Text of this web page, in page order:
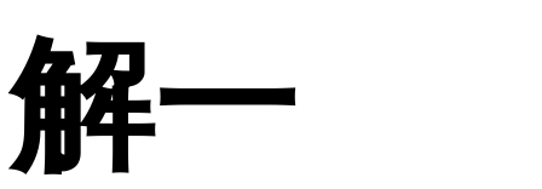
解一